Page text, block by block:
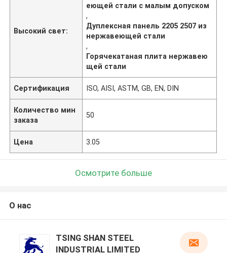
Высокий свет:
еющей стали с малым допуском
,
Дуплексная панель 2205 2507 из
нержавеющей стали
,
Горячекатаная плита нержавею
щей стали
Сертификация ISO, AISI, ASTM, GB, EN, DIN
Количество мин
заказа
50
Цена 3.05
Осмотрите больше
О нас
TSING SHAN STEEL
INDUSTRIAL LIMITED